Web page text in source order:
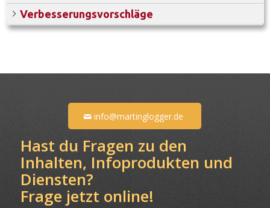
Verbesserungsvorschläge
info@martinglogger.de
Hast du Fragen zu den
Inhalten, Infoprodukten und
Diensten?
Frage jetzt online!